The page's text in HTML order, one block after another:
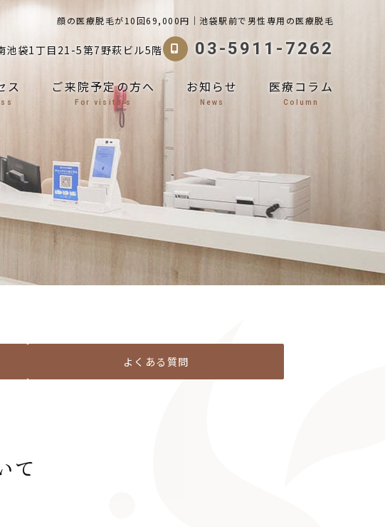
顔の医療脱毛が10回69,000円｜池袋駅前で男性専用の医療脱毛
池袋1丁目21-5第7野萩ビル5階 03-5911-7262
ス ご来院予定の方へ
For visitors
お知らせ
News
医療コラム
Column
よくある質問
て